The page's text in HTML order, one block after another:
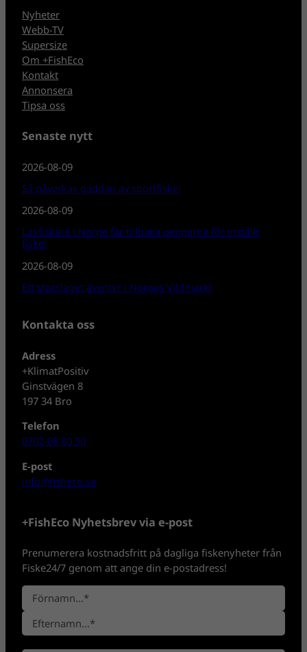
Nyheter
Webb-TV
Supersize
Om +FishEco
Kontakt
Annonsera
Tipsa oss
Senaste nytt
2026-08-09
Så påverkas gäddan av sportfiske!
2026-08-09
Laxfiskare i Norge får tillbaka pengarna för inställt
fiske!
2026-08-09
Ett storslaget äventyr i Norges Vildmark!
Kontakta oss
Adress
+KlimatPositiv
Ginstvägen 8
197 34 Bro
Telefon
0702-08 80 30
E-post
info@fisheco.se
+FishEco Nyhetsbrev via e-post
Prenumerera kostnadsfritt på dagliga fiskenyheter från
Fiske24/7 genom att ange din e-postadress!
N
a
n
F
ö
r